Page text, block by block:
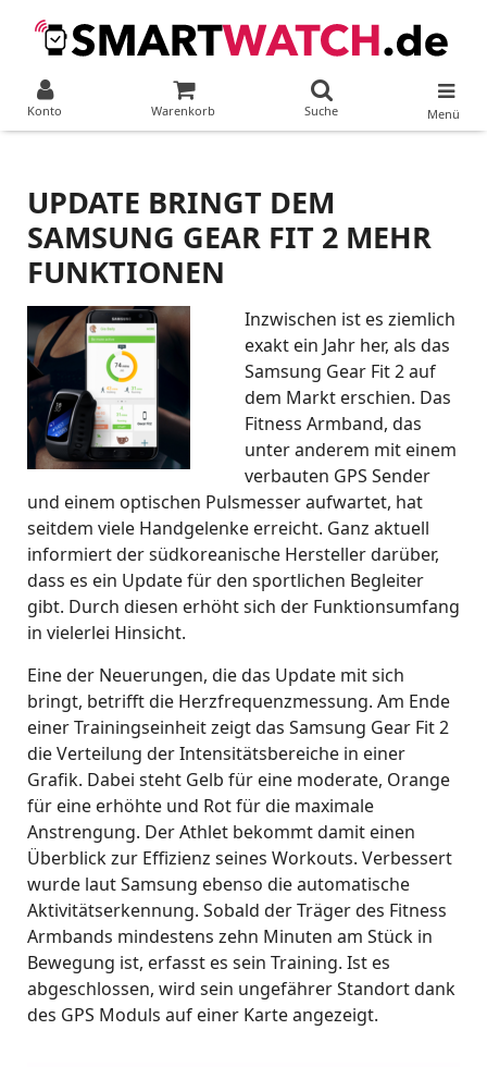
Konto Warenkorb Suche Menü
UPDATE BRINGT DEM
SAMSUNG GEAR FIT 2 MEHR
FUNKTIONEN
Inzwischen ist es ziemlich
exakt ein Jahr her, als das
Samsung Gear Fit 2 auf
dem Markt erschien. Das
Fitness Armband, das
unter anderem mit einem
verbauten GPS Sender
und einem optischen Pulsmesser aufwartet, hat
seitdem viele Handgelenke erreicht. Ganz aktuell
informiert der südkoreanische Hersteller darüber,
dass es ein Update für den sportlichen Begleiter
gibt. Durch diesen erhöht sich der Funktionsumfang
in vielerlei Hinsicht.
Eine der Neuerungen, die das Update mit sich
bringt, betrifft die Herzfrequenzmessung. Am Ende
einer Trainingseinheit zeigt das Samsung Gear Fit 2
die Verteilung der Intensitätsbereiche in einer
Grafik. Dabei steht Gelb für eine moderate, Orange
für eine erhöhte und Rot für die maximale
Anstrengung. Der Athlet bekommt damit einen
Überblick zur Effizienz seines Workouts. Verbessert
wurde laut Samsung ebenso die automatische
Aktivitätserkennung. Sobald der Träger des Fitness
Armbands mindestens zehn Minuten am Stück in
Bewegung ist, erfasst es sein Training. Ist es
abgeschlossen, wird sein ungefährer Standort dank
des GPS Moduls auf einer Karte angezeigt.